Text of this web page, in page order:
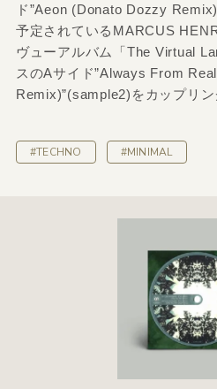
ド”Aeon (Donato Dozzy
予定されているMARCUS
ヴューアルバム「The Virtual
スのAサイド”Always From
Remix)”(sample2)をカップリン
#TECHNO #MINIMAL